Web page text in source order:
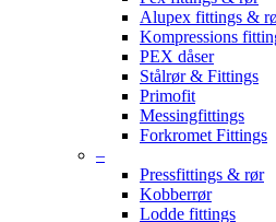
Alupex fittings &
Kompressions
PEX dåser
Stålrør & Fittings
Primofit
Messingfittings
Forkromet Fittings
–
Pressfittings & rør
Kobberrør
Lodde fittings